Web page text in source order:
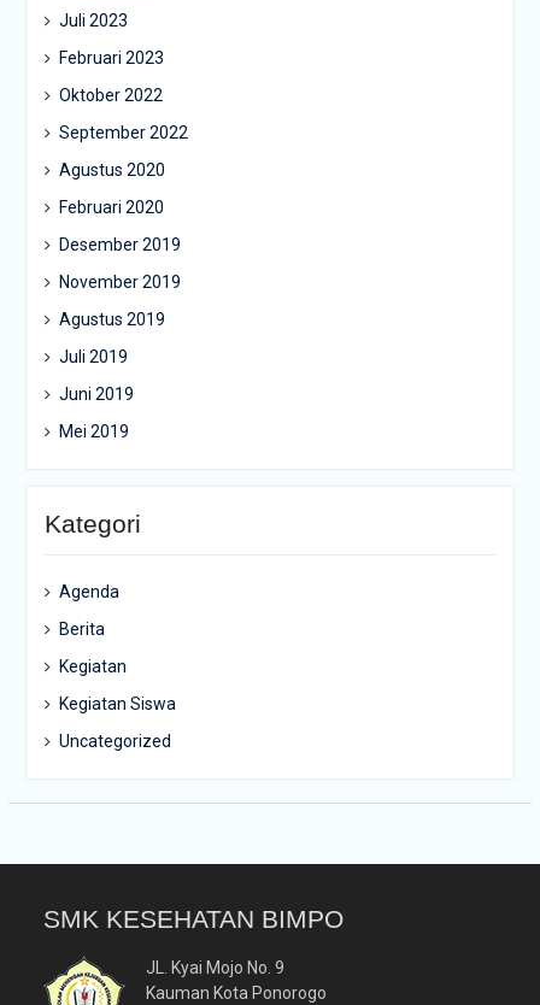
Juli 2023
Februari 2023
Oktober 2022
September 2022
Agustus 2020
Februari 2020
Desember 2019
November 2019
Agustus 2019
Juli 2019
Juni 2019
Mei 2019
Kategori
Agenda
Berita
Kegiatan
Kegiatan Siswa
Uncategorized
SMK KESEHATAN BIMPO
JL. Kyai Mojo No. 9
Kauman Kota Ponorogo